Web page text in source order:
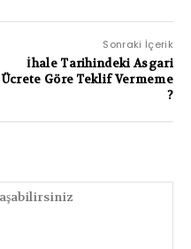
Sonraki İçerik
İhale Tarihindeki Asgari
Ücrete Göre Teklif Vermeme
?